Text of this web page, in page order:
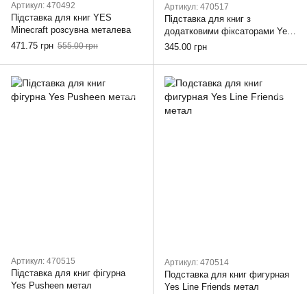
Артикул: 470492
Підставка для книг YES
Minecraft розсувна металева
471.75 грн 555.00 грн
Артикул: 470517
Підставка для книг з
додатковими фіксаторами Yes
Pusheen метал
345.00 грн
Артикул: 470515
Підставка для книг фігурна
Yes Pusheen метал
Артикул: 470514
Подставка для книг фигурная
Yes Line Friends метал